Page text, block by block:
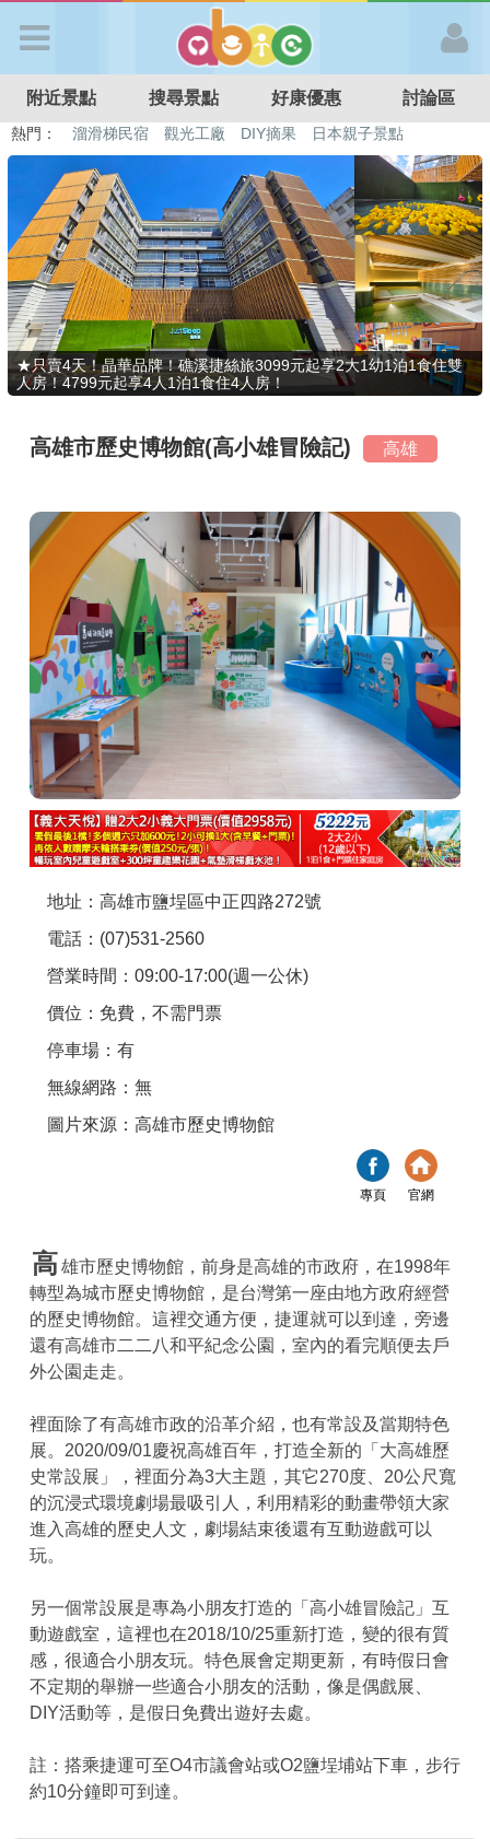
APP登入
首 頁
搜尋景點
好康優惠
最新消息
最新留言
商家合作
推薦景點
討論區
聯絡我們
APP下載
附近景點 搜尋景點 好康優惠 討論區
熱門： 溜滑梯民宿 觀光工廠 DIY摘果
日本親子景點
特色遊戲場
親子住房優惠 台北親子餐廳 溫泉泡湯SPA
★只賣4天！晶華品牌！礁溪捷絲旅3099元起享2大1幼1泊1食住雙
人房！4799元起享4人1泊1食住4人房！
高雄市歷史博物館(高小雄冒險記) 高雄
地址：高雄市鹽埕區中正四路272號
電話：(07)531-2560
營業時間：09:00-17:00(週一公休)
價位：免費，不需門票
停車場：有
無線網路：無
圖片來源：高雄市歷史博物館
專頁 官網
高雄市歷史博物館，前身是高雄的市政府，在1998年
轉型為城市歷史博物館，是台灣第一座由地方政府經營
的歷史博物館。這裡交通方便，捷運就可以到達，旁邊
還有高雄市二二八和平紀念公園，室內的看完順便去戶
外公園走走。
裡面除了有高雄市政的沿革介紹，也有常設及當期特色
展。2020/09/01慶祝高雄百年，打造全新的「大高雄歷
史常設展」，裡面分為3大主題，其它270度、20公尺寬
的沉浸式環境劇場最吸引人，利用精彩的動畫帶領大家
進入高雄的歷史人文，劇場結束後還有互動遊戲可以
玩。
另一個常設展是專為小朋友打造的「高小雄冒險記」互
動遊戲室，這裡也在2018/10/25重新打造，變的很有質
感，很適合小朋友玩。特色展會定期更新，有時假日會
不定期的舉辦一些適合小朋友的活動，像是偶戲展、
DIY活動等，是假日免費出遊好去處。
註：搭乘捷運可至O4市議會站或O2鹽埕埔站下車，步行
約10分鐘即可到達。